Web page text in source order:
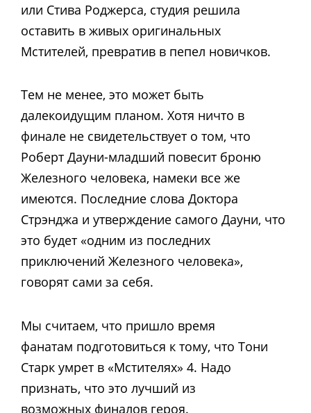
или Стива Роджерса, студия решила
оставить в живых оригинальных
Мстителей, превратив в пепел новичков.
Тем не менее, это может быть
далекоидущим планом. Хотя ничто в
финале не свидетельствует о том, что
Роберт Дауни-младший повесит броню
Железного человека, намеки все же
имеются. Последние слова Доктора
Стрэнджа и утверждение самого Дауни, что
это будет «одним из последних
приключений Железного человека»,
говорят сами за себя.
Мы считаем, что пришло время
фанатам подготовиться к тому, что Тони
Старк умрет в «Мстителях» 4. Надо
признать, что это лучший из
возможных финалов героя.